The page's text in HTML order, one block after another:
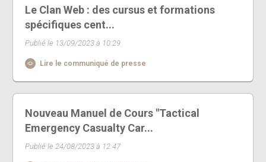
Le Clan Web : des cursus et formations
spécifiques cent...
Publié le 13/09/2023 à 10:29
Lire le communiqué de presse
Nouveau Manuel de Cours "Tactical
Emergency Casualty Car...
Publié le 24/08/2023 à 12:47